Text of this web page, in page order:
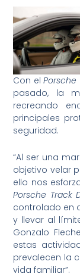
Con elPorsche
pasado, la
recreando
principales
seguridad.
“Al ser una
objetivo velar
ello nos
Porsche Track
controlado en
y llevar al
Gonzalo
estas
prevalecen la
vida familiar”.